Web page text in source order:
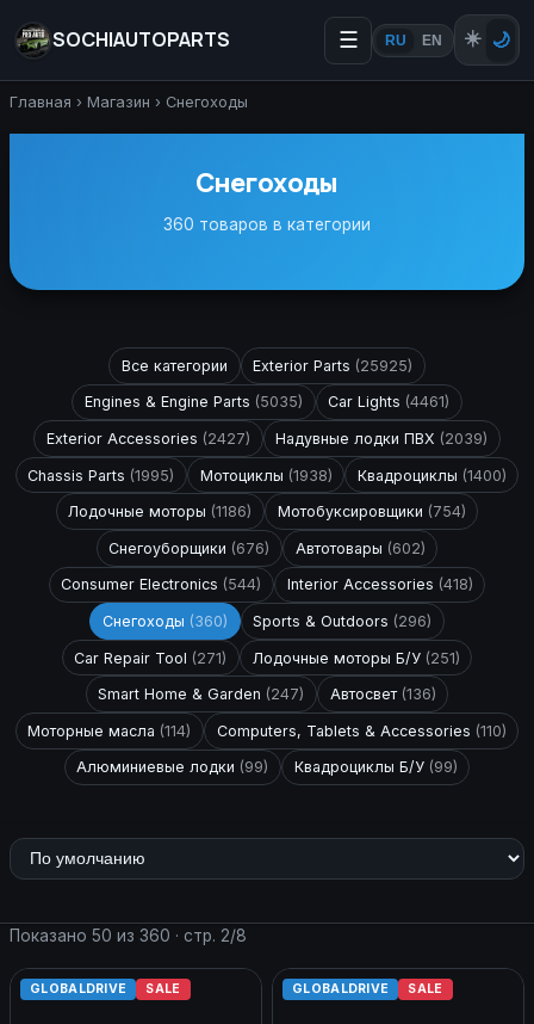
SOCHIAUTOPARTS ☰ RU EN ☀️ 🌙
Главная › Магазин › Снегоходы
Снегоходы
360 товаров в категории
Все категории Exterior Parts (25925)
Engines & Engine Parts (5035) Car Lights (4461)
Exterior Accessories (2427) Надувные лодки ПВХ (2039)
Chassis Parts (1995) Мотоциклы (1938) Квадроциклы (1400)
Лодочные моторы (1186) Мотобуксировщики (754)
Снегоуборщики (676) Автотовары (602)
Consumer Electronics (544) Interior Accessories (418)
Снегоходы (360) Sports & Outdoors (296)
Car Repair Tool (271) Лодочные моторы Б/У (251)
Smart Home & Garden (247) Автосвет (136)
Моторные масла (114) Computers, Tablets & Accessories (110)
Алюминиевые лодки (99) Квадроциклы Б/У (99)
Показано 50 из 360 · стр. 2/8
GLOBALDRIVE SALE GLOBALDRIVE SALE